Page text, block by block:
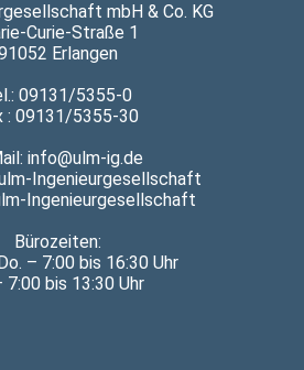
mbH & Co. KG
Curie-Straße 1
Erlangen
09131/5355-0
: 09131/5355-30
info@ulm-ig.de
Ingenieurgesellschaft
Ingenieurgesellschaft
Bürozeiten:
– 7:00 bis 16:30 Uhr
7:00 bis 13:30 Uhr